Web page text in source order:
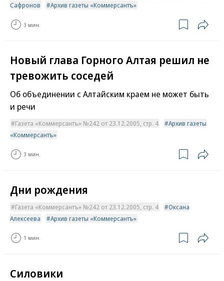
Сафронов
Архив газеты «Коммерсантъ»
3 мин.
Новый глава Горного Алтая решил не
тревожить соседей
Об объединении с Алтайским краем не может быть
и речи
Газета «Коммерсантъ» №242 от 23.12.2005, стр. 4
Архив газеты
«Коммерсантъ»
3 мин.
Дни рождения
Газета «Коммерсантъ» №242 от 23.12.2005, стр. 4
Оксана
Алексеева
Архив газеты «Коммерсантъ»
1 мин.
Силовики